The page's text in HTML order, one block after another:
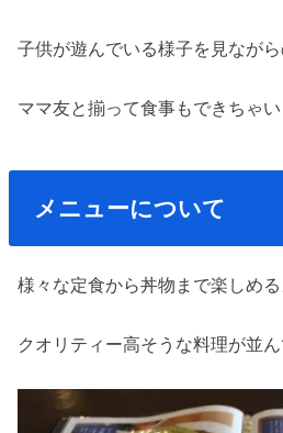
子供が遊んでいる様子を見ながら
ママ友と揃って食事もできちゃい
メニューについて
様々な定食から丼物まで楽しめる
クオリティー高そうな料理が並ん